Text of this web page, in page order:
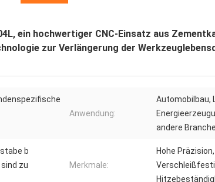
ein hochwertiger CNC-Einsatz aus
zur Verlängerung der
Anwendung:
Automobilbau,
andere
b
zu
Merkmale:
Hohe